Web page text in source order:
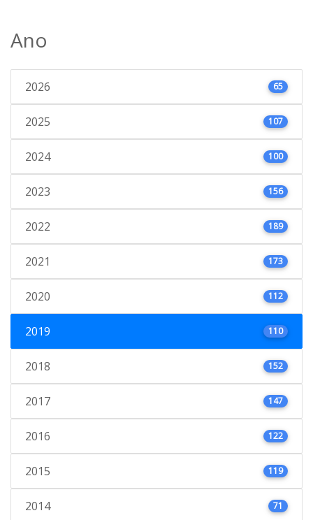
Ano
2026 65
2025 107
2024 100
2023 156
2022 189
2021 173
2020 112
2019 110
2018 152
2017 147
2016 122
2015 119
2014 71